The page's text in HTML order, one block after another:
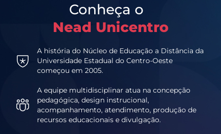
Conheça o
Nead Unicentro
A história do Núcleo de Educação a Distância da
Universidade Estadual do Centro-Oeste
começou em 2005.
A equipe multidisciplinar atua na concepção
pedagógica, design instrucional,
acompanhamento, atendimento, produção de
recursos educacionais e divulgação.